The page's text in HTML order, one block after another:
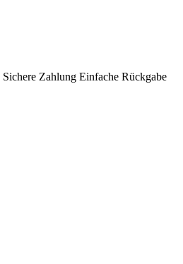
Sichere Zahlung Einfache Rückgabe